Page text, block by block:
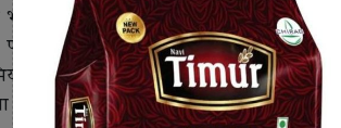
भएको छ । कार्यक्रममा उदयपुर, खोटाङ र
प्रवर्द्धन, स्थानीय उत्पादनको मूल्य
अन्तरजिल्ला व्यापारिक सञ्जाल
सिर्जना गरेको संगठनले जनाएको छ ।